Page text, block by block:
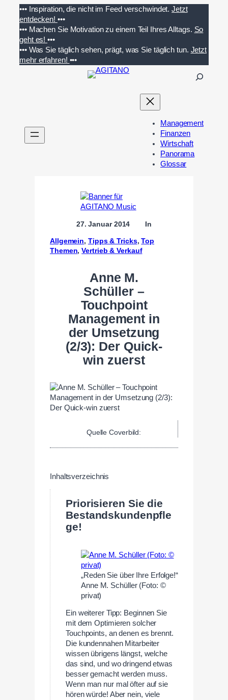
Inhalt
springen
••• Inspiration, die nicht im Feed verschwindet. Jetzt
entdecken! •••
••• Machen Sie Motivation zu einem Teil Ihres Alltags. So
geht es!•••
••• Was Sie täglich sehen, prägt, was Sie täglich tun. Jetzt
mehr erfahren! •••
n
Management
Finanzen
Wirtschaft
Panorama
Glossar
27. Januar 2014 In
Allgemein, Tipps & Tricks, Top
Themen, Vertrieb & Verkauf
Anne M.
Schüller –
Touchpoint
Management in
der Umsetzung
(2/3): Der Quick-
win zuerst
Quelle Coverbild:
Inhaltsverzeichnis
Priorisieren Sie die
Bestandskundenpfle
ge!
„Reden Sie über Ihre Erfolge!“
Anne M. Schüller (Foto: ©
privat)
Ein weiterer Tipp: Beginnen Sie
mit dem Optimieren solcher
Touchpoints, an denen es brennt.
Die kundennahen Mitarbeiter
wissen übrigens längst, welche
das sind, und wo dringend etwas
besser gemacht werden muss.
Wenn man nur mal öfter auf sie
hören würde! Aber nein, viele